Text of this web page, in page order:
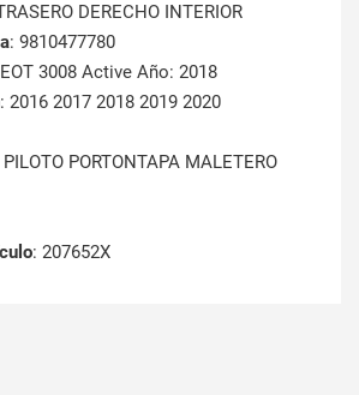
DERECHO INTERIOR
: 9810477780
3008 Active Año: 2018
: 2016 2017 2018 2019 2020
PILOTO PORTONTAPA MALETERO
: 207652X